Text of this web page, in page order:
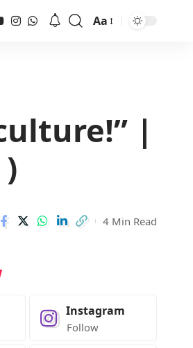
Aa
|
4 Min Read
Instagram
Follow